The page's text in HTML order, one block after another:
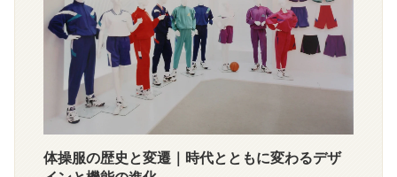
体操服の歴史と変遷｜時代とともに変わるデザ